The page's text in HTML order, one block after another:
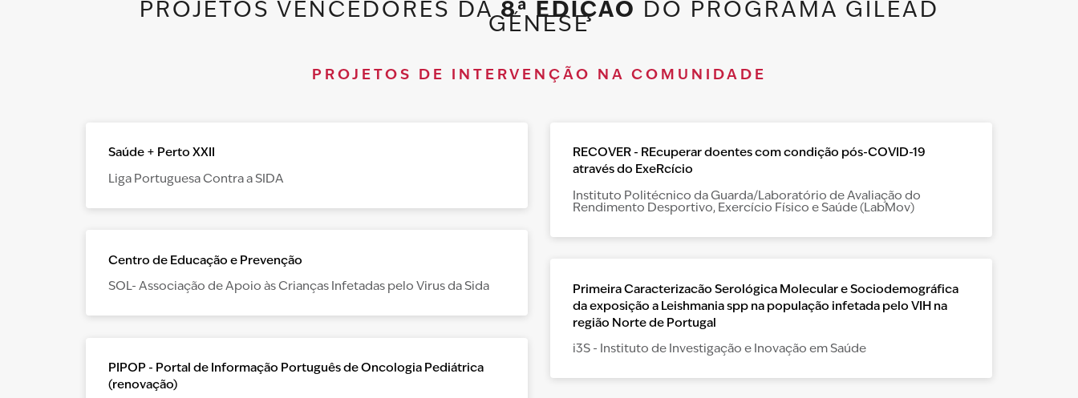
PROJETOS VENCEDORES DA8ª EDIÇÃO DO PROGRAMA GILEAD
GÉNESE
PROJETOS DE INTERVENÇÃO NA COMUNIDADE
Saúde + Perto XXII
Liga Portuguesa Contra a SIDA
Centro de Educação e Prevenção
SOL- Associação de Apoio às Crianças Infetadas pelo Virus da Sida
PIPOP - Portal de Informação Português de Oncologia Pediátrica
(renovação)
RECOVER - REcuperar doentes com condição pós-COVID-19
através do ExeRcício
Instituto Politécnico da Guarda/Laboratório de Avaliação do
Rendimento Desportivo, Exercício Físico e Saúde (LabMov)
Primeira Caracterizacão Serológica Molecular e Sociodemográfica
da exposição a Leishmania spp na população infetada pelo VIH na
região Norte de Portugal
i3S - Instituto de Investigação e Inovação em Saúde